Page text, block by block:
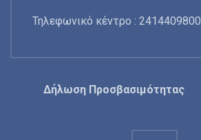
Τηλεφωνικό κέντρο : 2414409800
Δήλωση Προσβασιμότητας